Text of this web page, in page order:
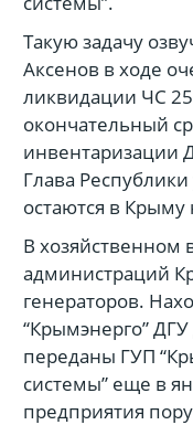
Такую задачу
Аксенов в ходе
ликвидации ЧС
окончательный
инвентаризации
Глава
остаются в
В
администраций
генераторов.
“Крымэнерго”
переданы ГУП
системы” еще в
предприятия